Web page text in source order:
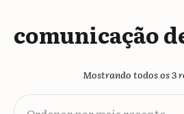
comunicação
Mostrando todos os 3